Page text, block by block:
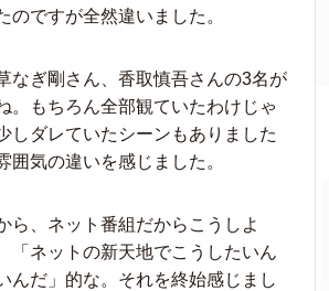
のですが全然違いました。
なぎ剛さん、香取慎吾さんの3名が
。もちろん全部観ていたわけじゃ
しダレていたシーンもありました
囲気の違いを感じました。
ら、ネット番組だからこうしよ
「ネットの新天地でこうしたいん
んだ」的な。それを終始感じまし